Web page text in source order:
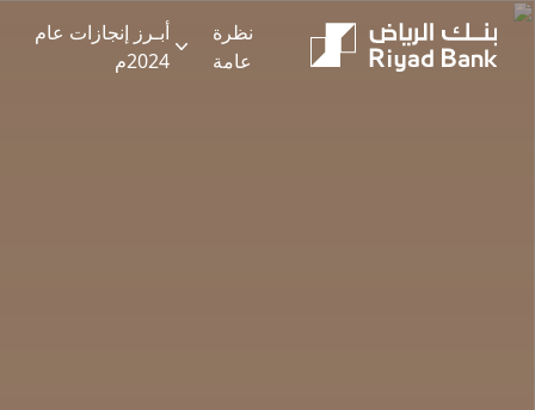
Riyad Bank | Annual Report 2024
نظرة
عامة
أبـرز إنجازات عام
2024م